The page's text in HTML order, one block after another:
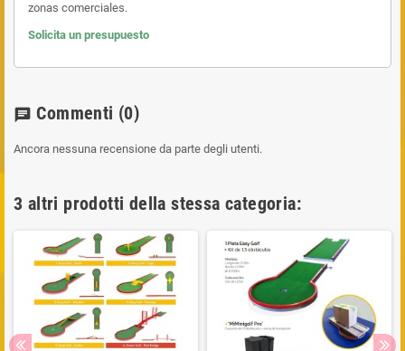
zonas comerciales.
Solicita un presupuesto
chat Commenti (0)
Ancora nessuna recensione da parte degli utenti.
3 altri prodotti della stessa categoria: